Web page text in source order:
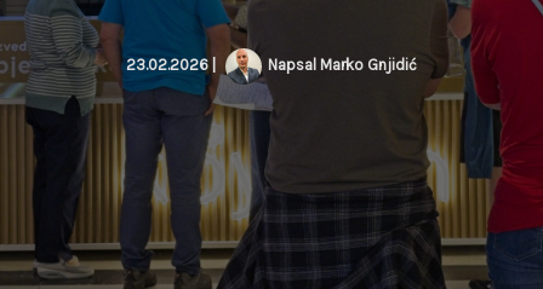
23.02.2026 Napsal Marko Gnjidić